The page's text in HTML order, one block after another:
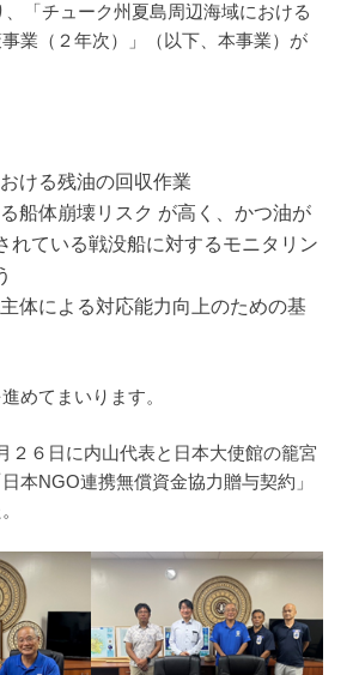
、「チューク州夏島周辺海域における
業（２年次）」（以下、本事業）が
ける残油の回収作業
船体崩壊リスク が高く、かつ油が
れている戦没船に対するモニタリン
体による対応能力向上のための基
めてまいります。
２６日に内山代表と日本大使館の籠宮
本NGO連携無償資金協力贈与契約」
。